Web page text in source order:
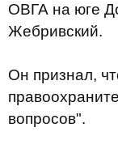
ОВГА на юге
Жебривский.
Он признал,
вопросов".